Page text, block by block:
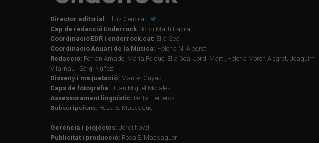
Director editorial: Lluís Gendrau
Cap de redacció Enderrock: Jordi Martí Fabra
Coordinació EDR i enderrock.cat: Èlia Gea
Coordinació Anuari de la Música: Helena M. Alegret
Redacció: Ferran Amado, Maria Folqué, Èlia Gea, Jordi Martí, Helena Morén Alegret, Joaquim
Vilarnau i Sergi Núñez
Disseny i maquetació: Manuel Cuyàs
Caps de fotografia: Juan Miguel Morales
Assessorament lingüístic: Berta Herreros
Subscripcions: Rosa E. Massaguer
Gerència i projectes: Jordi Novell
Publicitat i producció: Rosa E. Massaguer